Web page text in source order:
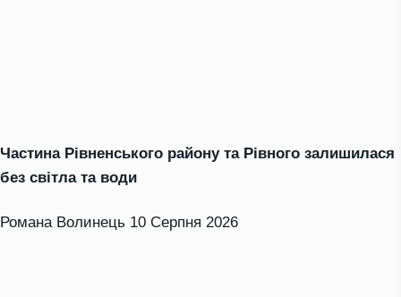
Частина Рівненського району та Рівного залишилася
без світла та води
Романа Волинець 10 Серпня 2026